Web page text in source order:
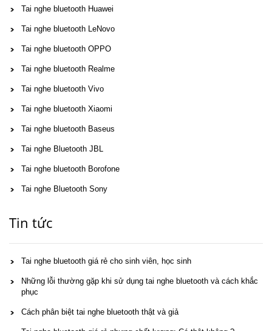
Tai nghe bluetooth Huawei
Tai nghe bluetooth LeNovo
Tai nghe bluetooth OPPO
Tai nghe bluetooth Realme
Tai nghe bluetooth Vivo
Tai nghe bluetooth Xiaomi
Tai nghe bluetooth Baseus
Tai nghe Bluetooth JBL
Tai nghe bluetooth Borofone
Tai nghe Bluetooth Sony
Tin tức
Tai nghe bluetooth giá rẻ cho sinh viên, học sinh
Những lỗi thường gặp khi sử dụng tai nghe bluetooth và cách khắc
phục
Cách phân biệt tai nghe bluetooth thật và giả